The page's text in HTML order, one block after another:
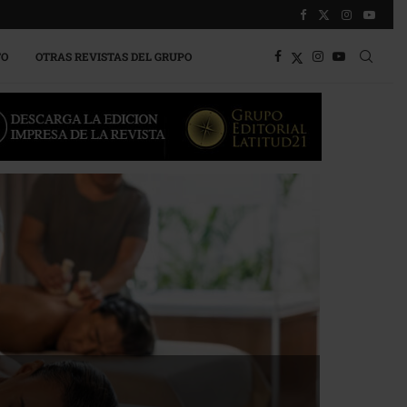
OTRAS REVISTAS DEL GRUPO